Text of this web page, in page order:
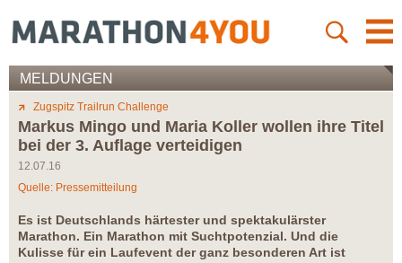
MELDUNGEN
Zugspitz Trailrun Challenge
Markus Mingo und Maria Koller wollen ihre Titel
bei der 3. Auflage verteidigen
12.07.16
Quelle: Pressemitteilung
Es ist Deutschlands härtester und spektakulärster
Marathon. Ein Marathon mit Suchtpotenzial. Und die
Kulisse für ein Laufevent der ganz besonderen Art ist